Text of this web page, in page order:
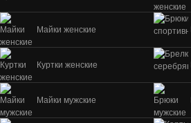
Майки женские
Куртки женские
Майки мужские